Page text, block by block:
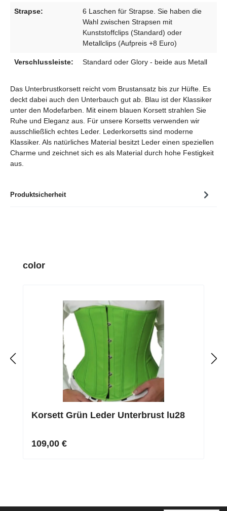
Produktsicherheit
Strapse:
6 Laschen für Strapse. Sie haben die
Wahl zwischen Strapsen mit
Kunststoffclips (Standard) oder
Metallclips (Aufpreis +8 Euro)
Verschlussleiste: Standard oder Glory - beide aus Metall
Das Unterbrustkorsett reicht vom Brustansatz bis zur Hüfte. Es
deckt dabei auch den Unterbauch gut ab. Blau ist der Klassiker
unter den Modefarben. Mit einem blauen Korsett strahlen Sie
Ruhe und Eleganz aus. Für unsere Korsetts verwenden wir
ausschließlich echtes Leder. Lederkorsetts sind moderne
Klassiker. Als natürliches Material besitzt Leder einen speziellen
Charme und zeichnet sich es als Material durch hohe Festigkeit
aus.
Produktgalerie überspringen
color
Korsett Grün Leder Unterbrust lu28
109,00 €